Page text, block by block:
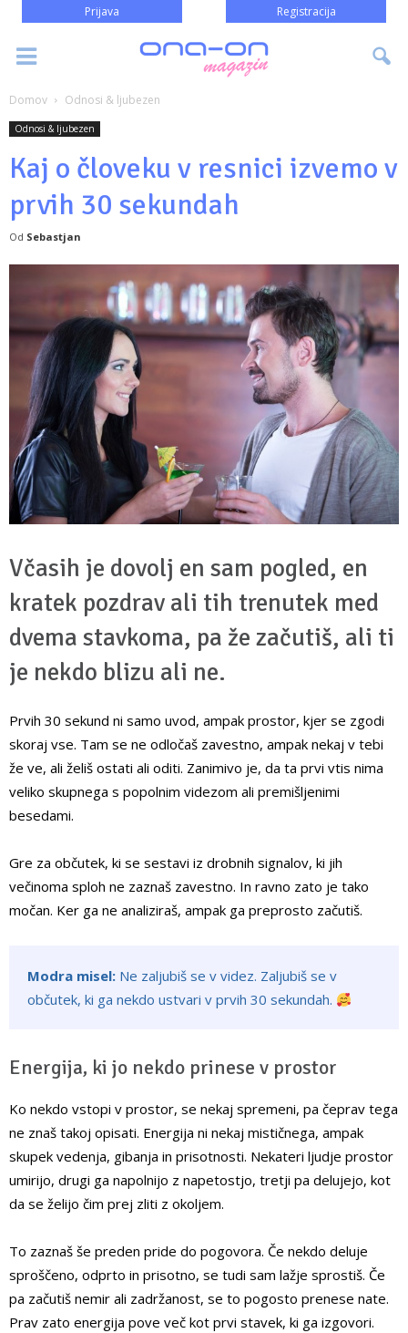
Prijava Registracija
Domov Odnosi & ljubezen
Odnosi & ljubezen
Kaj o človeku v resnici izvemo v
prvih 30 sekundah
Od Sebastjan
Včasih je dovolj en sam pogled, en
kratek pozdrav ali tih trenutek med
dvema stavkoma, pa že začutiš, ali ti
je nekdo blizu ali ne.
Prvih 30 sekund ni samo uvod, ampak prostor, kjer se zgodi
skoraj vse. Tam se ne odločaš zavestno, ampak nekaj v tebi
že ve, ali želiš ostati ali oditi. Zanimivo je, da ta prvi vtis nima
veliko skupnega s popolnim videzom ali premišljenimi
besedami.
Gre za občutek, ki se sestavi iz drobnih signalov, ki jih
večinoma sploh ne zaznaš zavestno. In ravno zato je tako
močan. Ker ga ne analiziraš, ampak ga preprosto začutiš.
Modra misel: Ne zaljubiš se v videz. Zaljubiš se v
občutek, ki ga nekdo ustvari v prvih 30 sekundah.
Energija, ki jo nekdo prinese v prostor
Ko nekdo vstopi v prostor, se nekaj spremeni, pa čeprav tega
ne znaš takoj opisati. Energija ni nekaj mističnega, ampak
skupek vedenja, gibanja in prisotnosti. Nekateri ljudje prostor
umirijo, drugi ga napolnijo z napetostjo, tretji pa delujejo, kot
da se želijo čim prej zliti z okoljem.
To zaznaš še preden pride do pogovora. Če nekdo deluje
sproščeno, odprto in prisotno, se tudi sam lažje sprostiš. Če
pa začutiš nemir ali zadržanost, se to pogosto prenese nate.
Prav zato energija pove več kot prvi stavek, ki ga izgovori.